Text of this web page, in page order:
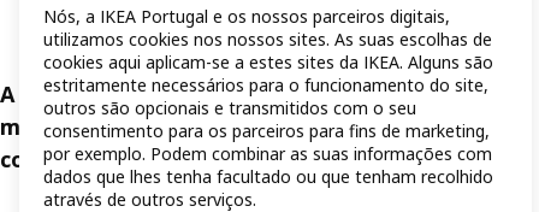
A Amazon, a Apple e a Google vão ter acesso aos
meus dados quando eu usar os seus produtos
com os meus produtos IKEA smart lighting?
Nós, a IKEA Portugal e os nossos parceiros digitais,
utilizamos cookies nos nossos sites. As suas escolhas de
cookies aqui aplicam-se a estes sites da IKEA. Alguns são
estritamente necessários para o funcionamento do site,
outros são opcionais e transmitidos com o seu
consentimento para os parceiros para fins de marketing,
por exemplo. Podem combinar as suas informações com
dados que lhes tenha facultado ou que tenham recolhido
através de outros serviços.